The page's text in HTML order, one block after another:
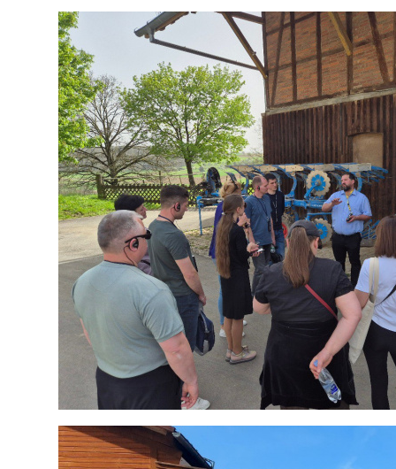
Історія
Гімн ПДАУ
Музеї ПДАУ
Профспілка
Асоціація випускників
3D тур по університету
Наші контакти
Публічна інформація
Антикорупційна діяльність
Меморіал пам'яті
Коледжі
Бібліотека
Відділ маркетингу
Центр
4.0
Психологічна
Омбудсмен
освітнього
Студентське
Навчально-
Дорадча служба